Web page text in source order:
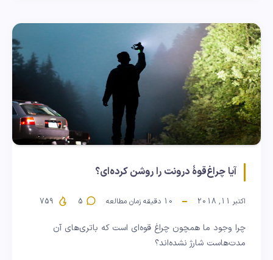
آیا چراغ‌قوهٔ درونت را روشن کرده‌ای؟
اکتبر 11, 2018 10 دقیقه زمان مطالعه 5
چرا وجود ما همچون چراغ قوه‌ای است که باتری‌های آن
مدت‌هاست شارژ نشده‌اند؟